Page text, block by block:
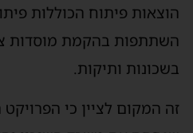
הוצאות פיתוח הכוללות
השתתפות בהקמת מוסדות
בשכונות ותיקות.
זה המקום לציין כי